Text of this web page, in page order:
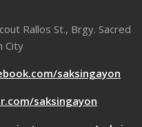
Rallos St., Brgy. Sacred
City
saksingayon
saksingayon